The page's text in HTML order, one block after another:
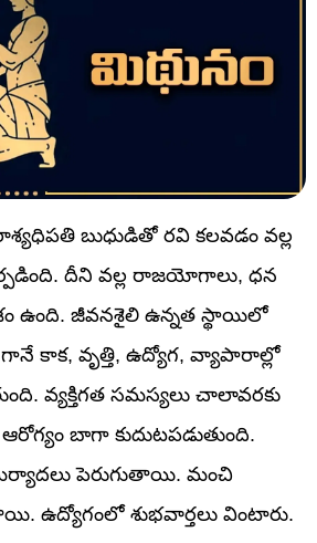
బుధుడితో రవి కలవడం వల్ల
దీని వల్ల రాజయోగాలు, ధన
ఉంది. జీవనశైలి ఉన్నత స్థాయిలో
గానే కాక, వృత్తి, ఉద్యోగ, వ్యాపారాల్లో
వ్యక్తిగత సమస్యలు చాలావరకు
బాగా కుదుటపడుతుంది.
పెరుగుతాయి. మంచి
ఉద్యోగంలో శుభవార్తలు వింటారు.